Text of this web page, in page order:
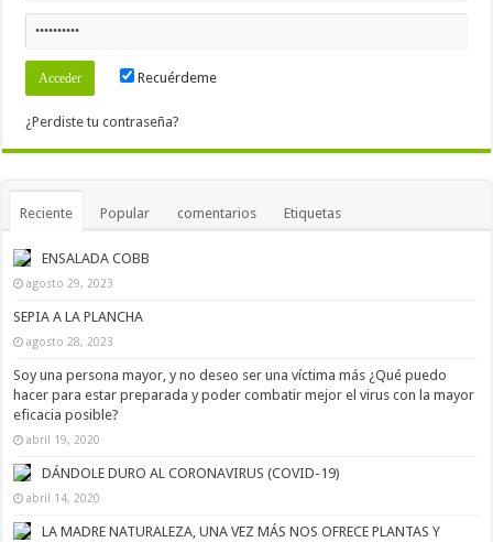
Recuérdeme
¿Perdiste tu contraseña?
Reciente Popular comentarios Etiquetas
ENSALADA COBB
agosto 29, 2023
SEPIA A LA PLANCHA
agosto 28, 2023
Soy una persona mayor, y no deseo ser una víctima más ¿Qué puedo
hacer para estar preparada y poder combatir mejor el virus con la mayor
eficacia posible?
abril 19, 2020
DÁNDOLE DURO AL CORONAVIRUS (COVID-19)
abril 14, 2020
LA MADRE NATURALEZA, UNA VEZ MÁS NOS OFRECE PLANTAS Y